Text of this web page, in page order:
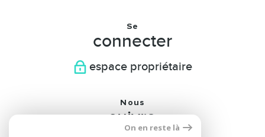
Se
connecter
espace propriétaire
Nous
suivre
On en reste là